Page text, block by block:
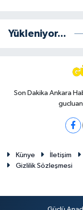
Yükleniyor...
Son Dakika Ankara
Künye İletişim
Gizlilik Sözleşmesi